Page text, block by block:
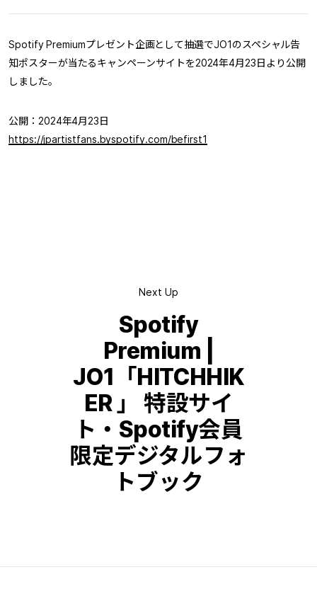
Spotify Premiumプレゼント企画として抽選でJO1のスペシャル告
知ポスターが当たるキャンペーンサイトを2024年4月23日より公開
しました。
公開：2024年4月23日
https://jpartistfans.byspotify.com/befirst1
Next Up
Spotify
Premium |
JO1「HITCHHIK
ER 」 特設サイ
ト・Spotify会員
限定デジタルフォ
トブック